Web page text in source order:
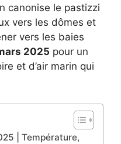
canonise le pastizzi
vers les dômes et
vers les baies
2025 pour un
et d’air marin qui
| Température,